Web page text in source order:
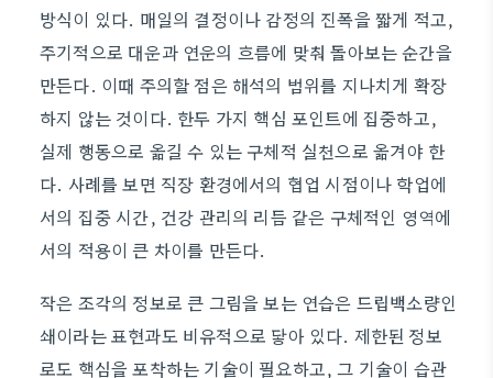
방식이 있다. 매일의 결정이나 감정의 진폭을 짧게 적고,
주기적으로 대운과 연운의 흐름에 맞춰 돌아보는 순간을
만든다. 이때 주의할 점은 해석의 범위를 지나치게 확장
하지 않는 것이다. 한두 가지 핵심 포인트에 집중하고,
실제 행동으로 옮길 수 있는 구체적 실천으로 옮겨야 한
다. 사례를 보면 직장 환경에서의 협업 시점이나 학업에
서의 집중 시간, 건강 관리의 리듬 같은 구체적인 영역에
서의 적용이 큰 차이를 만든다.
작은 조각의 정보로 큰 그림을 보는 연습은 드립백소량인
쇄이라는 표현과도 비유적으로 닿아 있다. 제한된 정보
로도 핵심을 포착하는 기술이 필요하고, 그 기술이 습관